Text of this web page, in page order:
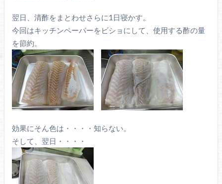
翌日、清酢をまとわせさらに1日寝かす。
今回はキッチンペーパーをビショにして、使用する酢の量
を節約。
効果にそん色は・・・・知らない。
そして、翌日・・・・